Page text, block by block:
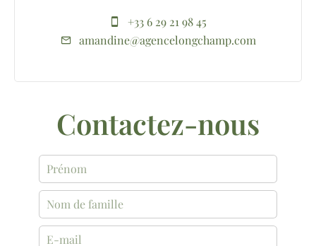
+33 6 29 21 98 45
amandine@agencelongchamp.com
Contactez-nous